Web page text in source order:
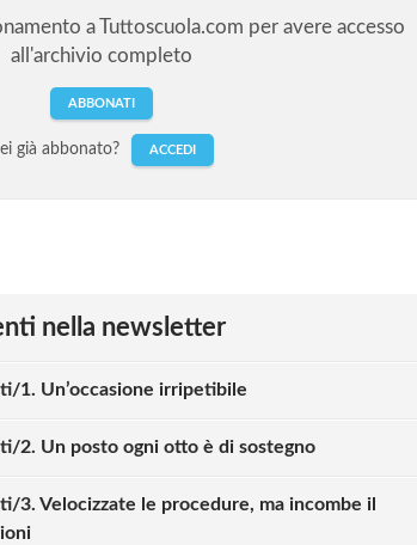
a Tuttoscuola.com per avere accesso
all'archivio completo
ABBONATI
già abbonato? ACCEDI
nella newsletter
1. Un’occasione irripetibile
2. Un posto ogni otto è di sostegno
3. Velocizzate le procedure, ma incombe il